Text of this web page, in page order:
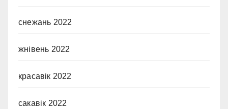
снежань 2022
жнівень 2022
красавік 2022
сакавік 2022